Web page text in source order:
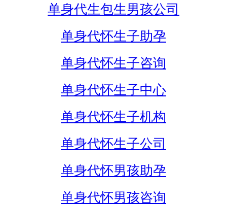
单身代生包生男孩公司
单身代怀生子助孕
单身代怀生子咨询
单身代怀生子中心
单身代怀生子机构
单身代怀生子公司
单身代怀男孩助孕
单身代怀男孩咨询